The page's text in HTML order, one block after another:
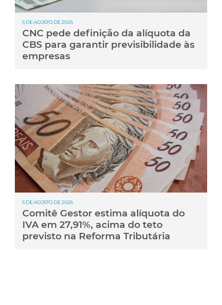
6 DE AGOSTO DE 2026
CNC pede definição da alíquota da
CBS para garantir previsibilidade às
empresas
6 DE AGOSTO DE 2026
Comitê Gestor estima alíquota do
IVA em 27,91%, acima do teto
previsto na Reforma Tributária